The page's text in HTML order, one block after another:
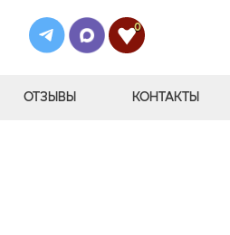
0
ОТЗЫВЫ КОНТАКТЫ